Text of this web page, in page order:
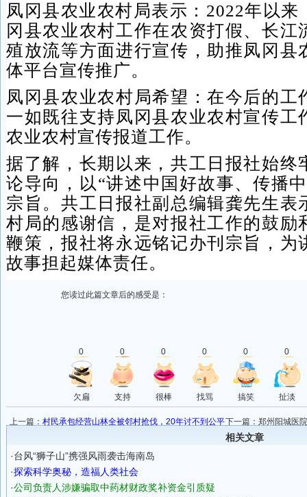
凤冈县农业农村局表示：2022年以来
冈县农业农村工作在农资打假、长江
殖放流等方面进行宣传，助推凤冈县
体平台宣传推广。
凤冈县农业农村局希望：在今后的工
一如既往支持凤冈县农业农村宣传工
农业农村宣传报道工作。
据了解，长期以来，共工日报社始终
论导向，以“讲述中国好故事、传播
宗旨。共工日报社副总编辑龚先生表
村局的感谢信，是对报社工作的鼓励
鞭策，报社将永远铭记办刊宗旨，为
故事担起媒体责任。
您读过此篇文章后的感受是：
0 0 0 0 0 0
欠扁 支持 很棒 找骂 搞笑 扯淡
上一篇： 村民承包经营山林全被邻村抢伐，20年讨不到公平下一篇： 郑州阳城医
相关文章
·台风“狮子山”携强风雨袭击海南岛
·探索科学奥秘，造福人类社会
·公司负责人涉嫌骗取中药材财政奖补资金引质疑